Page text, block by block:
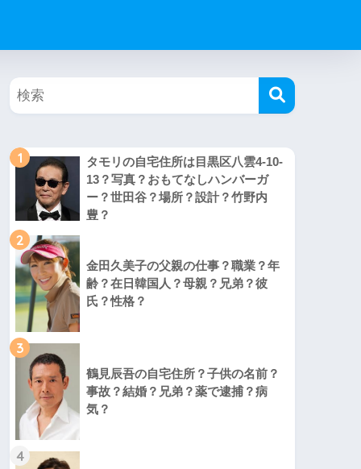
1
タモリの自宅住所は目黒区八雲4-10-
13？写真？おもてなしハンバーガ
ー？世田谷？場所？設計？竹野内
豊？
2
金田久美子の父親の仕事？職業？年
齢？在日韓国人？母親？兄弟？彼
氏？性格？
3
鶴見辰吾の自宅住所？子供の名前？
事故？結婚？兄弟？薬で逮捕？病
気？
4